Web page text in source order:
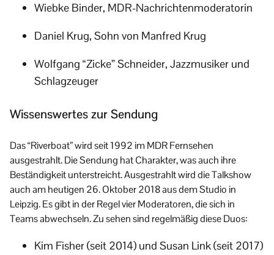
Wiebke Binder, MDR-Nachrichtenmoderatorin
Daniel Krug, Sohn von Manfred Krug
Wolfgang “Zicke” Schneider, Jazzmusiker und
Schlagzeuger
Wissenswertes zur Sendung
Das “Riverboat” wird seit 1992 im MDR Fernsehen
ausgestrahlt. Die Sendung hat Charakter, was auch ihre
Beständigkeit unterstreicht. Ausgestrahlt wird die Talkshow
auch am heutigen 26. Oktober 2018 aus dem Studio in
Leipzig. Es gibt in der Regel vier Moderatoren, die sich in
Teams abwechseln. Zu sehen sind regelmäßig diese Duos:
Kim Fisher (seit 2014) und Susan Link (seit 2017)